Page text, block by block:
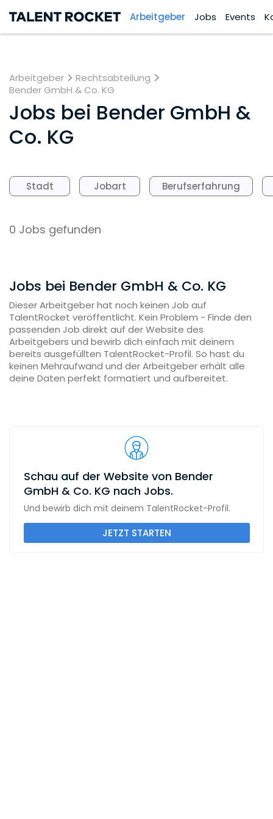
Arbeitgeber Jobs Events
Arbeitgeber
Rechtsabteilung
Bender GmbH & Co. KG
Jobs bei Bender GmbH &
Co. KG
Stadt Jobart Berufserfahrung
0 Jobs gefunden
Jobs bei Bender GmbH & Co. KG
Dieser Arbeitgeber hat noch keinen Job auf
TalentRocket veröffentlicht. Kein Problem - Finde den
passenden Job direkt auf der Website des
Arbeitgebers und bewirb dich einfach mit deinem
bereits ausgefüllten TalentRocket-Profil. So hast du
keinen Mehraufwand und der Arbeitgeber erhält alle
deine Daten perfekt formatiert und aufbereitet.
Schau auf der Website von Bender
GmbH & Co. KG nach Jobs.
Und bewirb dich mit deinem TalentRocket-Profil.
JETZT STARTEN